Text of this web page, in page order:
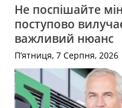
Не поспішайте
поступово
важливий нюанс
П’ятниця, 7 Серпня, 2026